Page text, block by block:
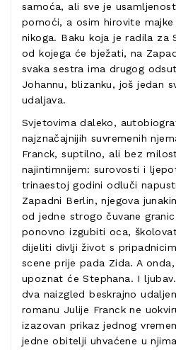
samoća, ali sve je
pomoći, a osim hirovite
nikoga. Baku koja je radila za
od kojega će bježati, na
svaka sestra ima drugog
Johannu, blizanku, još jedan
udaljava.
Svjetovima daleko,
najznačajnijih suvremenih
Franck, suptilno, ali bez
najintimnijem: surovosti i
trinaestoj godini odluči
Zapadni Berlin, njegova
od jedne strogo čuvane
ponovno izgubiti oca,
dijeliti divlji život s
scene prije pada Zida. A
upoznat će Stephana. I
dva naizgled beskrajno
romanu Julije Franck ne
izazovan prikaz jednog
jedne obitelji uhvaćene u